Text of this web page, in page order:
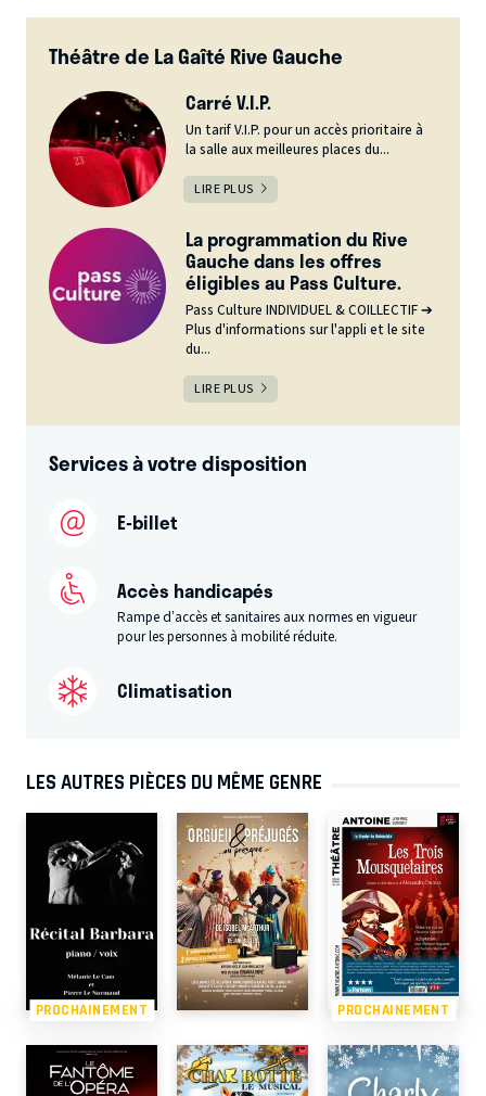
Théâtre de La Gaîté Rive Gauche
Carré V.I.P.
Un tarif V.I.P. pour un accès prioritaire à
la salle aux meilleures places du...
LIRE PLUS
La programmation du Rive
Gauche dans les offres
éligibles au Pass Culture.
Pass Culture INDIVIDUEL & COILLECTIF ➔
Plus d'informations sur l'appli et le site
du...
LIRE PLUS
Services à votre disposition
E-billet
Accès handicapés
Rampe d’accès et sanitaires aux normes en vigueur
pour les personnes à mobilité réduite.
Climatisation
LES AUTRES PIÈCES DU MÊME GENRE
PROCHAINEMENT PROCHAINEMENT